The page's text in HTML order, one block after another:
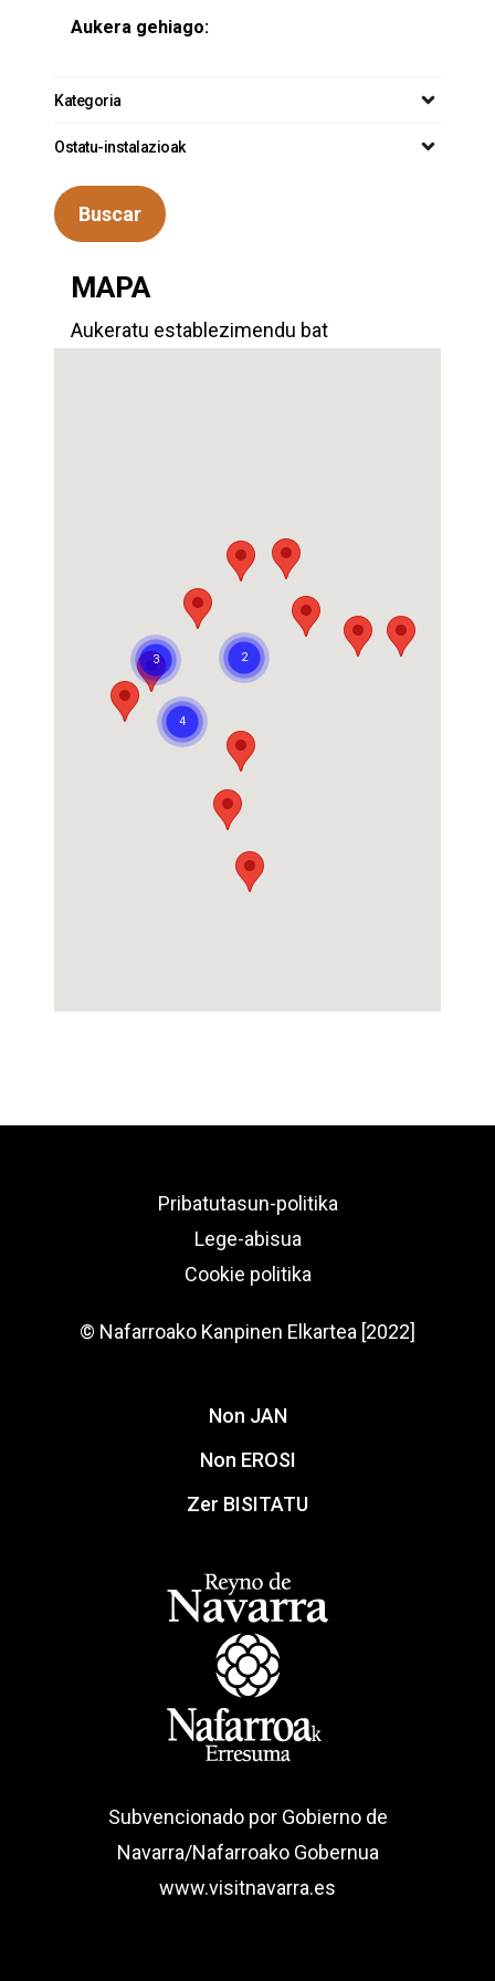
Aukera gehiago:
Kategoria
Ostatu-instalazioak
Buscar
MAPA
Aukeratu establezimendu bat
Pribatutasun-politika
Lege-abisua
Cookie politika
© Nafarroako Kanpinen Elkartea [2022]
Non JAN
Non EROSI
Zer BISITATU
Subvencionado por Gobierno de
Navarra/Nafarroako Gobernua
www.visitnavarra.es